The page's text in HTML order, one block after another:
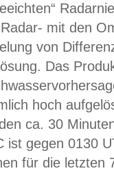
mit den
von
Das
hoch
ca. 30
ist gegen 0130
für die letzten